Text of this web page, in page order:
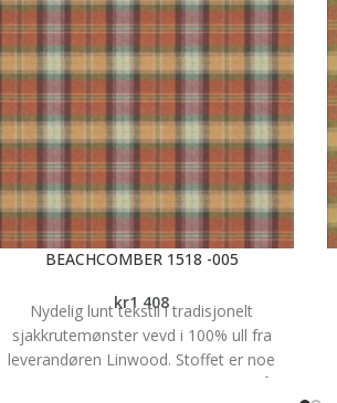
BEACHCOMBER 1518 -005
kr1 408
Nydelig lunt tekstil i tradisjonelt
sjakkrutemønster vevd i 100% ull fra
leverandøren Linwood. Stoffet er noe
flekkavvisende og har en martindale på 35